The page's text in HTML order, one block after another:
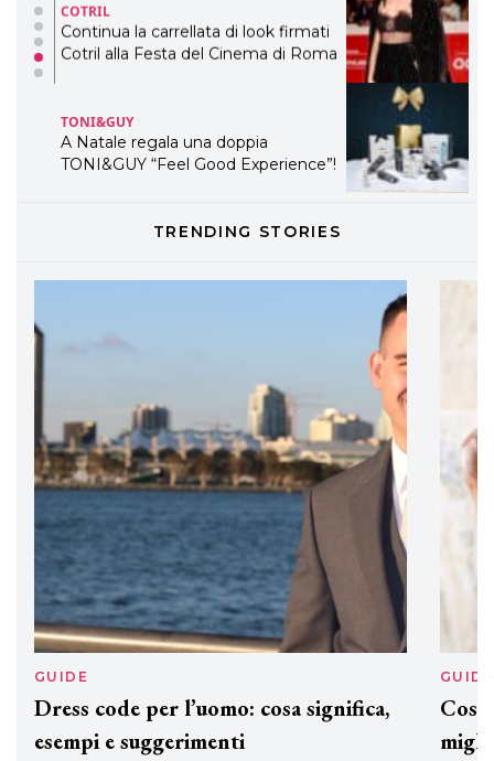
COTRIL
Continua la carrellata di look firmati
Cotril alla Festa del Cinema di Roma
TONI&GUY
A Natale regala una doppia
TONI&GUY “Feel Good Experience”!
LABEL.M lancia la sua innovativa ed
professionali
TRENDING STORIES
GUIDE
Dress code per l’uomo: cosa significa,
esempi e suggerimenti
GUIDE